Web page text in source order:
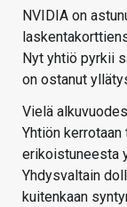
NVIDIA on
Nyt yhtiö pyrkii
on ostanut
Vielä
Yhtiön
erikoistuneesta
Yhdysvaltain
kuitenkaan